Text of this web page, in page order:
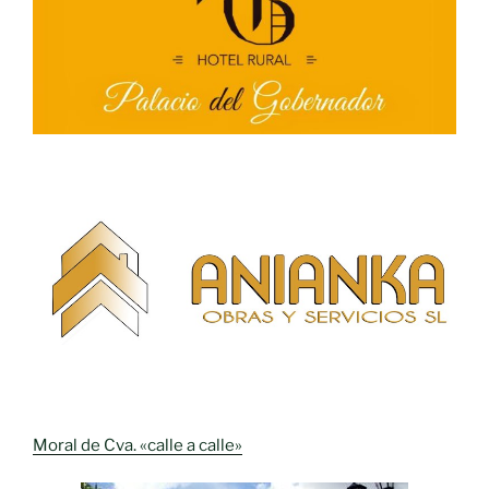
Moral de Cva. «calle a calle»